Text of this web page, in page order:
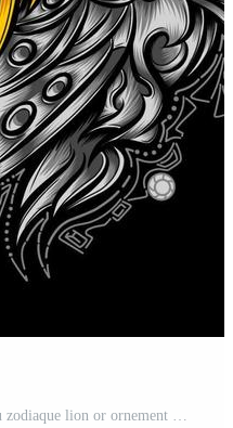
conception de vecteur d'insigne du zodiaque lion or ornement authentique Vecteur Pro et SVG Pro